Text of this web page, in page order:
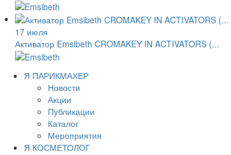
17 июля
Активатор Emsibeth CROMAKEY IN ACTIVATORS (...
Я ПАРИКМАХЕР
Новости
Акции
Публикации
Каталог
Мероприятия
Я КОСМЕТОЛОГ